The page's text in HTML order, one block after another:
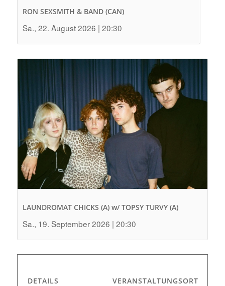
RON SEXSMITH & BAND (CAN)
Sa., 22. August 2026 | 20:30
LAUNDROMAT CHICKS (A) w/ TOPSY TURVY (A)
Sa., 19. September 2026 | 20:30
DETAILS VERANSTALTUNGSORT